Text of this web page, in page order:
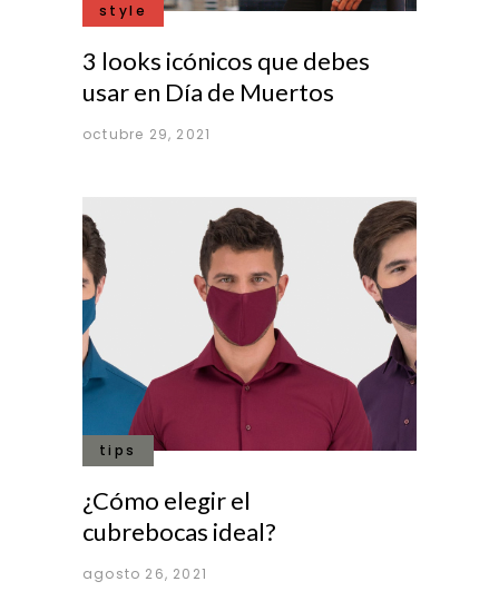
style
3 looks icónicos que debes
usar en Día de Muertos
octubre 29, 2021
tips
¿Cómo elegir el
cubrebocas ideal?
agosto 26, 2021